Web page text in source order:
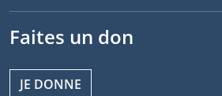
Faites un don
JE DONNE